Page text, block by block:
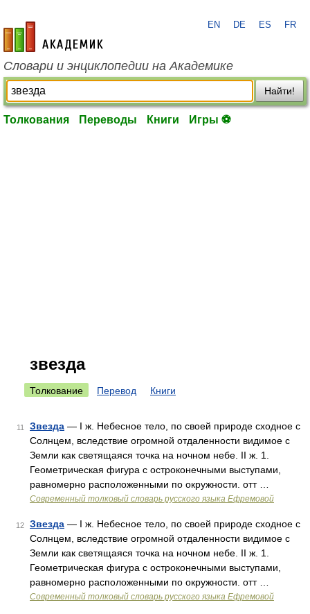
academic.ru
EN DE ES FR
Словари и энциклопедии на Академике
Найти!
Толкования Переводы Книги Игры ⚽
звезда
Толкование Перевод Книги
11 Звезда — I ж. Небесное тело, по своей природе сходное с
Солнцем, вследствие огромной отдаленности видимое с
Земли как светящаяся точка на ночном небе. II ж. 1.
Геометрическая фигура с остроконечными выступами,
равномерно расположенными по окружности. отт …
Современный толковый словарь русского языка Ефремовой
12 Звезда — I ж. Небесное тело, по своей природе сходное с
Солнцем, вследствие огромной отдаленности видимое с
Земли как светящаяся точка на ночном небе. II ж. 1.
Геометрическая фигура с остроконечными выступами,
равномерно расположенными по окружности. отт …
Современный толковый словарь русского языка Ефремовой